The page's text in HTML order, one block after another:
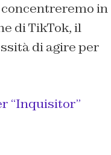
concentreremo in
di TikTok, il
di agire per
“Inquisitor”